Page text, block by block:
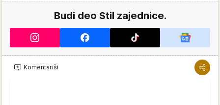
Budi deo Stil zajednice.
Komentariši